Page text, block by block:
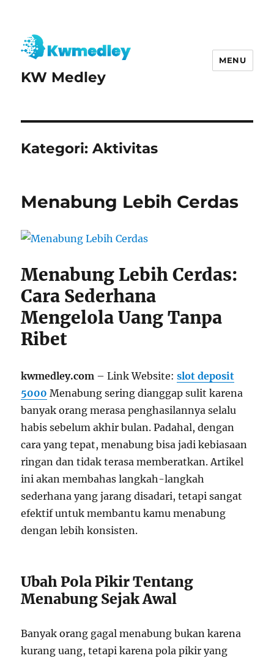
KW Medley
MENU
Kategori:Aktivitas
Menabung Lebih Cerdas
Menabung Lebih Cerdas:
Cara Sederhana
Mengelola Uang Tanpa
Ribet
kwmedley.com – Link Website:slot deposit
5000 Menabung sering dianggap sulit karena
banyak orang merasa penghasilannya selalu
habis sebelum akhir bulan. Padahal, dengan
cara yang tepat, menabung bisa jadi kebiasaan
ringan dan tidak terasa memberatkan. Artikel
ini akan membahas langkah-langkah
sederhana yang jarang disadari, tetapi sangat
efektif untuk membantu kamu menabung
dengan lebih konsisten.
Ubah Pola Pikir Tentang
Menabung Sejak Awal
Banyak orang gagal menabung bukan karena
kurang uang, tetapi karena pola pikir yang